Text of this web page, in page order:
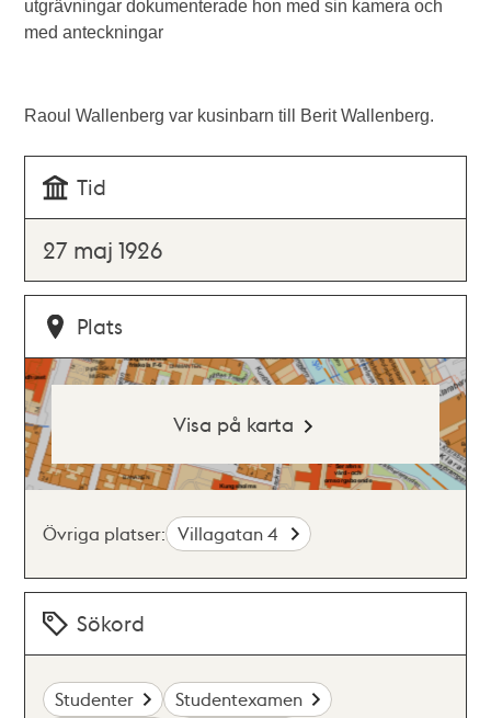
utgrävningar dokumenterade hon med sin kamera och
med anteckningar
Raoul Wallenberg var kusinbarn till Berit Wallenberg.
Tid
27 maj 1926
Plats
Visa på karta
Övriga platser: Villagatan 4
Sökord
Studenter
Studentexamen